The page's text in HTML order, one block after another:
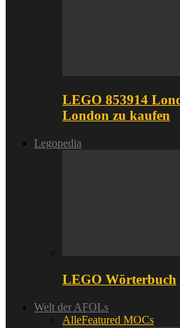
LEGO 853914
London zu kaufen
Legopedia
LEGO Wörterbuch
Welt der AFOLs
AlleFeatured MOCs